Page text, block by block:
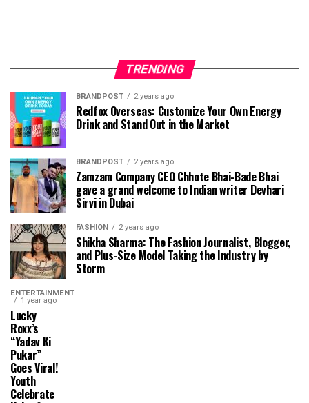
TRENDING
BRANDPOST 2 years ago
Redfox Overseas: Customize Your Own Energy
Drink and Stand Out in the Market
BRANDPOST 2 years ago
Zamzam Company CEO Chhote Bhai-Bade Bhai
gave a grand welcome to Indian writer Devhari
Sirvi in ​​Dubai
FASHION 2 years ago
Shikha Sharma: The Fashion Journalist, Blogger,
and Plus-Size Model Taking the Industry by
Storm
ENTERTAINMENT
1 year ago
Lucky
Roxx’s
“Yadav Ki
Pukar”
Goes Viral!
Youth
Celebrate